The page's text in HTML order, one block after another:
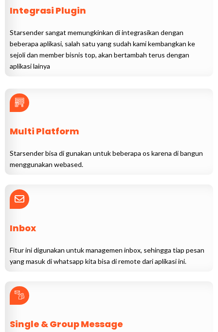
Integrasi Plugin
Starsender sangat memungkinkan di integrasikan dengan
beberapa aplikasi, salah satu yang sudah kami kembangkan ke
sejoli dan member bisnis top, akan bertambah terus dengan
aplikasi lainya
Multi Platform
Starsender bisa di gunakan untuk beberapa os karena di bangun
menggunakan webased.
Inbox
Fitur ini digunakan untuk managemen inbox, sehingga tiap pesan
yang masuk di whatsapp kita bisa di remote dari aplikasi ini.
Single & Group Message